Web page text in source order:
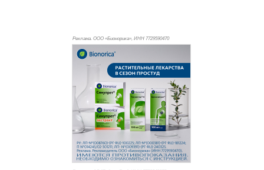
Реклама. ООО «Бионорика», ИНН 7729590470